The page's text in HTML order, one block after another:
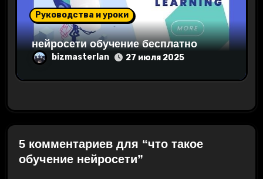
Руководства и уроки
нейросети обучение бесплатно
bizmasterlan 27 июля 2025
5 комментариев для “что такое
обучение нейросети”